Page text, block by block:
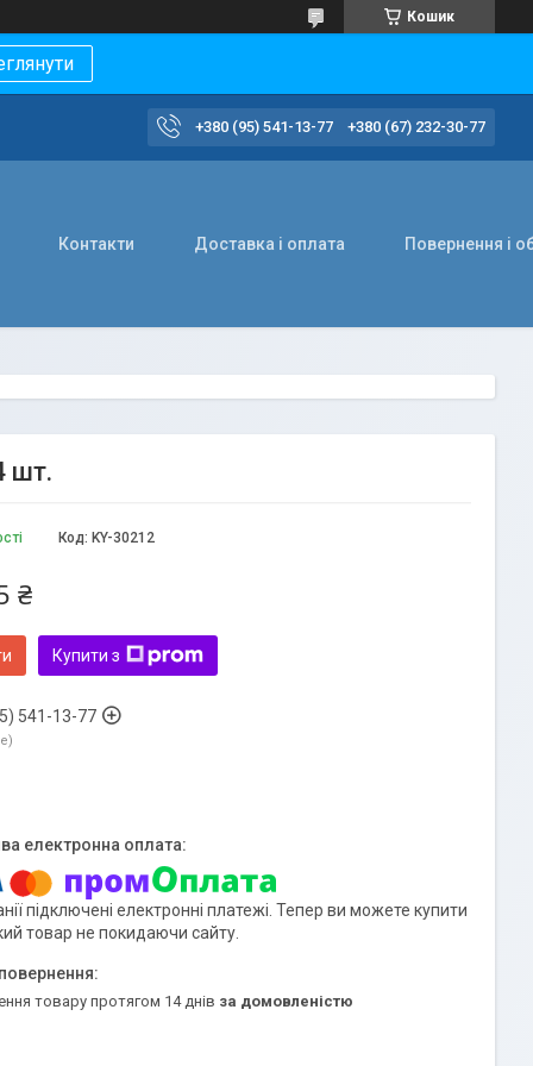
Кошик
+380 (95) 541-13-77 +380 (67) 232-30-77
Контакти Доставка і оплата Повернення і
шт.
Код: KY-30212
₴
Купити з
541-13-77
підключені електронні платежі. Тепер ви можете купити
товар не покидаючи сайту.
товару протягом 14 днів за домовленістю